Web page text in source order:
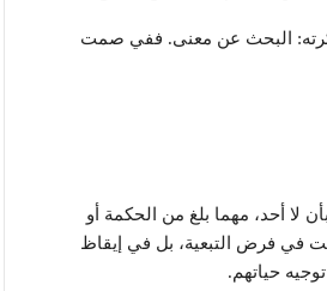
البحث عن معنى. ففي صمت
لا أحد، مهما بلغ من الحكمة أو
في فرض التبعية، بل في إيقاظ
حياتهم.